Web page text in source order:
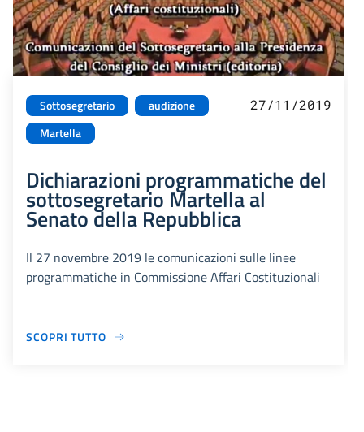
Sottosegretario
audizione
Martella
27/11/2019
Dichiarazioni programmatiche del
sottosegretario Martella al
Senato della Repubblica
Il 27 novembre 2019 le comunicazioni sulle linee
programmatiche in Commissione Affari Costituzionali
SCOPRI TUTTO